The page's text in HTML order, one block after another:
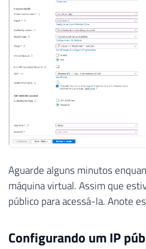
Aguarde alguns minutos
máquina virtual. Assim que
público para acessá-la. Anote
Configurando um IP